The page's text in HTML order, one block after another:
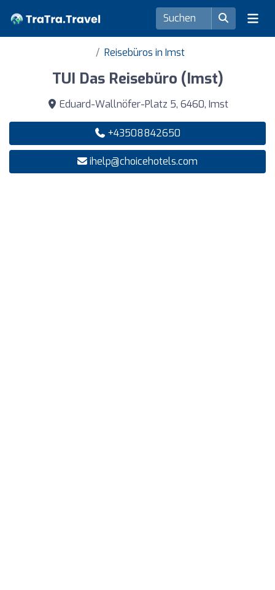
Reisebüros in Imst
TUI Das Reisebüro (Imst)
Eduard-Wallnöfer-Platz 5, 6460, Imst
+43508842650
ihelp@choicehotels.com